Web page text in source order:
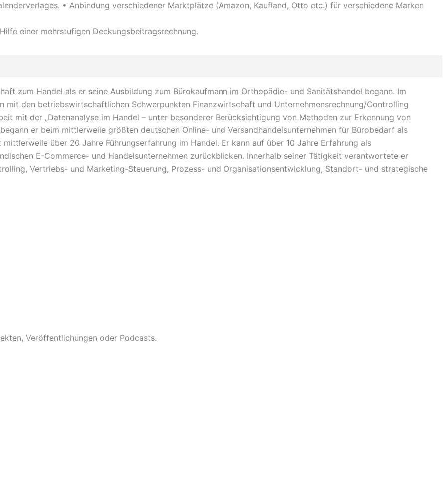
• Anbindung verschiedener Marktplätze (Amazon, Kaufland, Otto etc.) für verschiedene Marken
einer mehrstufigen Deckungsbeitragsrechnung.
zum Handel als er seine Ausbildung zum Bürokaufmann im Orthopädie- und Sanitätshandel begann. Im
mit den betriebswirtschaftlichen Schwerpunkten Finanzwirtschaft und Unternehmensrechnung/Controlling
mit der „Datenanalyse im Handel – unter besonderer Berücksichtigung von Methoden zur Erkennung von
er beim mittlerweile größten deutschen Online- und Versandhandelsunternehmen für Bürobedarf als
über 20 Jahre Führungserfahrung im Handel. Er kann auf über 10 Jahre Erfahrung als
E-Commerce- und Handelsunternehmen zurückblicken. Innerhalb seiner Tätigkeit verantwortete er
Vertriebs- und Marketing-Steuerung, Prozess- und Organisationsentwicklung, Standort- und strategische
Veröffentlichungen oder Podcasts.